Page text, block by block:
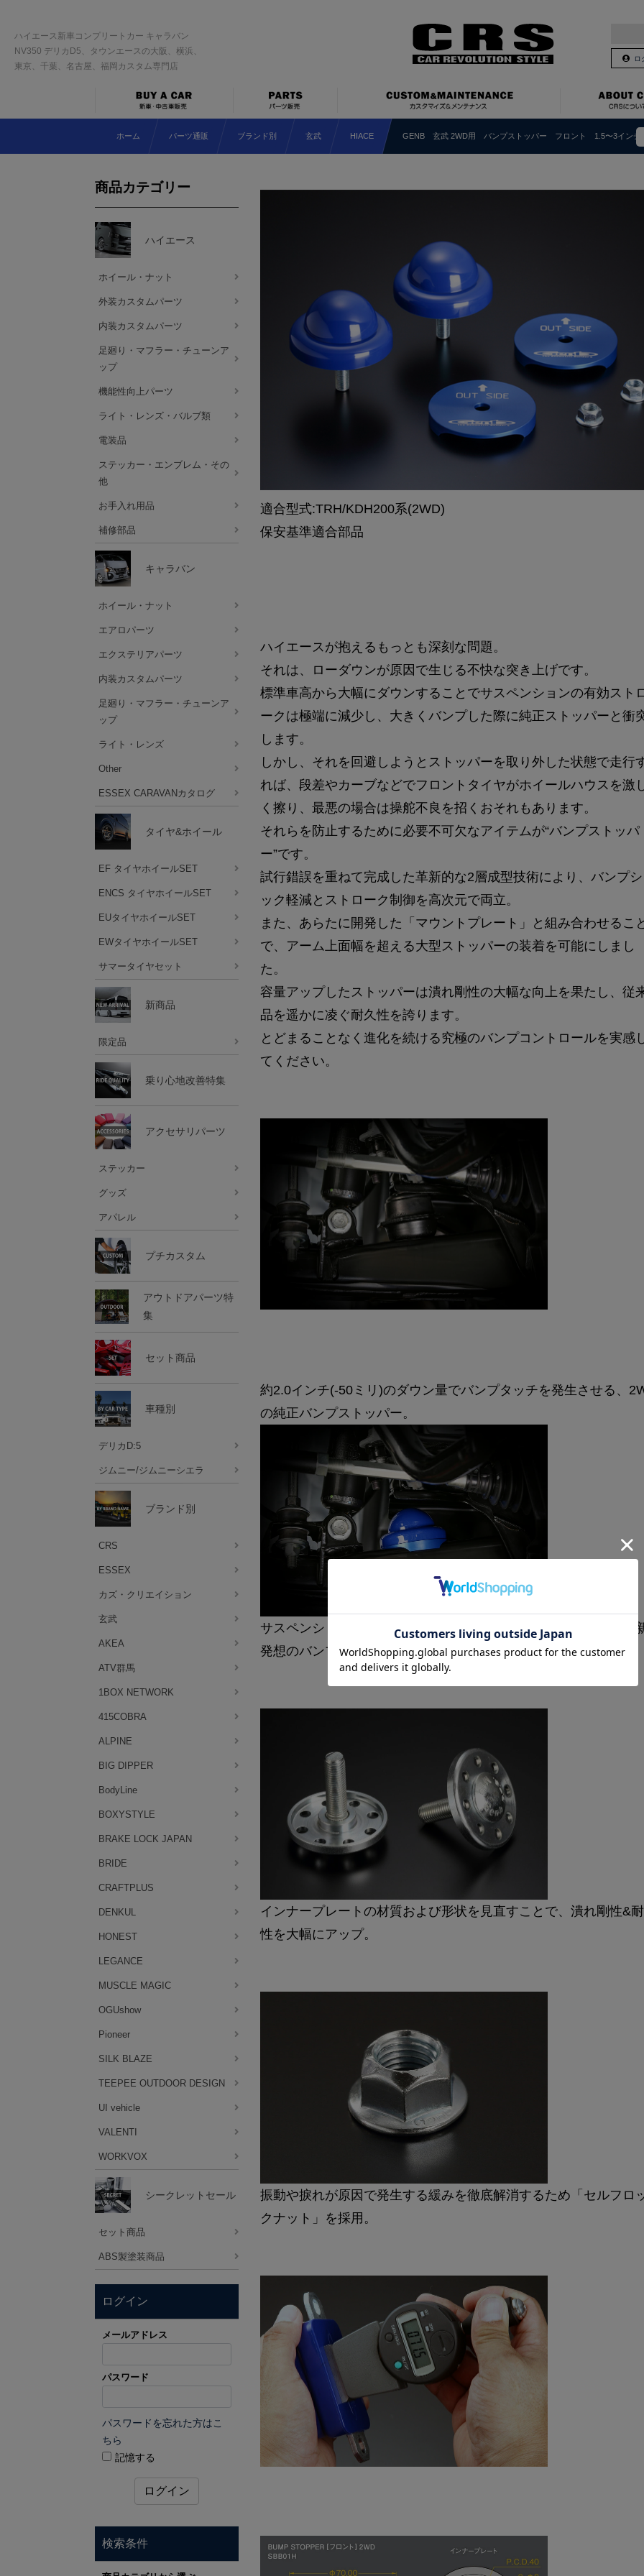
ハイエース新車コンプリートカー キャラバン
NV350 デリカD5、タウンエースの大阪、横浜、
東京、千葉、名古屋、福岡カスタム専門店
ロ
ホーム パーツ通販 ブランド別 玄武 HIACE GENB 玄武 2WD用 バンプストッパー フロント 1.5〜3インチ
適合型式:TRH/KDH200系(2WD)
保安基準適合部品
ハイエースが抱えるもっとも深刻な問題。
それは、ローダウンが原因で生じる不快な突き上げです。
標準車高から大幅にダウンすることでサスペンションの有効スト
ークは極端に減少し、大きくバンプした際に純正ストッパーと衝
します。
しかし、それを回避しようとストッパーを取り外した状態で走行
れば、段差やカーブなどでフロントタイヤがホイールハウスを激
く擦り、最悪の場合は操舵不良を招くおそれもあります。
それらを防止するために必要不可欠なアイテムが“バンプストッパ
ー”です。
試行錯誤を重ねて完成した革新的な2層成型技術により、バンプ
ック軽減とストローク制御を高次元で両立。
また、あらたに開発した「マウントプレート」と組み合わせるこ
で、アーム上面幅を超える大型ストッパーの装着を可能にしまし
た。
容量アップしたストッパーは潰れ剛性の大幅な向上を果たし、従
品を遥かに凌ぐ耐久性を誇ります。
とどまることなく進化を続ける究極のバンプコントロールを実感
てください。
約2.0インチ(-50ミリ)のダウン量でバンプタッチを発生させる、
の純正バンプストッパー。
サスペンションの一部として機能させることを前提に開発した、
発想のバンプストッパー。
インナープレートの材質および形状を見直すことで、潰れ剛性&
性を大幅にアップ。
振動や捩れが原因で発生する緩みを徹底解消するため「セルフロ
クナット」を採用。
商品カテゴリー
ハイエース
ホイール・ナット
外装カスタムパーツ
内装カスタムパーツ
足廻り・マフラー・チューンア
ップ
機能性向上パーツ
ライト・レンズ・バルブ類
電装品
ステッカー・エンブレム・その
他
お手入れ用品
補修部品
キャラバン
ホイール・ナット
エアロパーツ
エクステリアパーツ
内装カスタムパーツ
足廻り・マフラー・チューンア
ップ
ライト・レンズ
Other
ESSEX CARAVANカタログ
タイヤ&ホイール
EF タイヤホイールSET
ENCS タイヤホイールSET
EUタイヤホイールSET
EWタイヤホイールSET
サマータイヤセット
新商品
限定品
乗り心地改善特集
アクセサリパーツ
ステッカー
グッズ
アパレル
プチカスタム
アウトドアパーツ特
集
セット商品
車種別
デリカD:5
ジムニー/ジムニーシエラ
ブランド別
CRS
ESSEX
カズ・クリエイション
玄武
AKEA
ATV群馬
1BOX NETWORK
415COBRA
ALPINE
BIG DIPPER
BodyLine
BOXYSTYLE
BRAKE LOCK JAPAN
BRIDE
CRAFTPLUS
DENKUL
HONEST
LEGANCE
MUSCLE MAGIC
OGUshow
Pioneer
SILK BLAZE
TEEPEE OUTDOOR DESIGN
UI vehicle
VALENTI
WORKVOX
シークレットセール
セット商品
ABS製塗装商品
ログイン
メールアドレス
パスワード
パスワードを忘れた方はこ
ちら
記憶する
ログイン
検索条件